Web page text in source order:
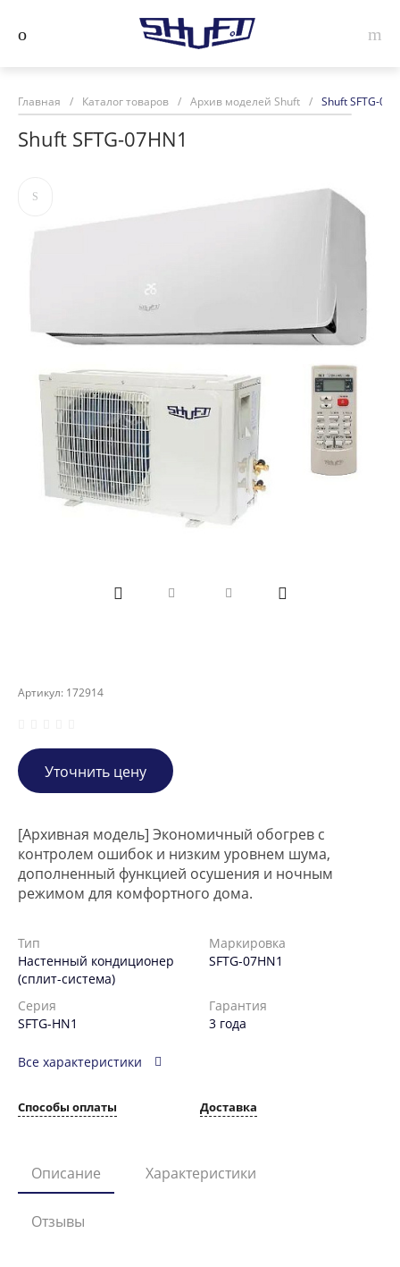
Главная / Каталог товаров / Архив моделей Shuft / Shuft SFTG-
Shuft SFTG-07HN1
Артикул: 172914
Уточнить цену
[Архивная модель] Экономичный обогрев с
контролем ошибок и низким уровнем шума,
дополненный функцией осушения и ночным
режимом для комфортного дома.
Тип
Настенный кондиционер
(сплит-система)
Маркировка
SFTG-07HN1
Серия
SFTG-HN1
Гарантия
3 года
Все характеристики
Способы оплаты Доставка
Описание Характеристики
Отзывы